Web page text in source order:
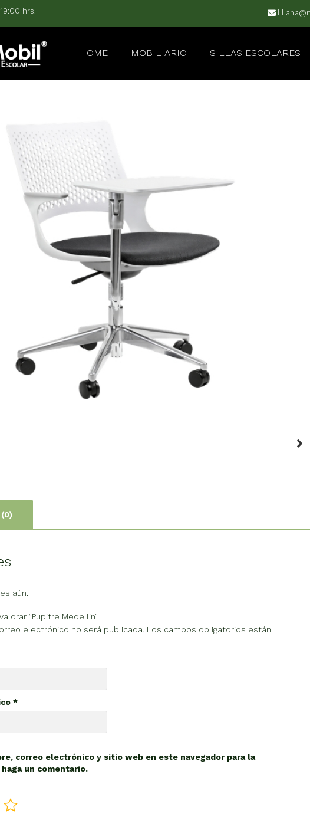
hrs.
HOME MOBILIARIO SILLAS ESCOLARES
(0)
aún.
“Pupitre Medellin”
electrónico no será publicada. Los campos obligatorios están
*
correo electrónico y sitio web en este navegador para la
un comentario.